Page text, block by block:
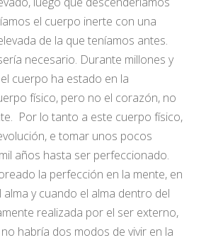
el cuerpo inerte con una
de la que teníamos antes.
necesario. Durante millones y
cuerpo ha estado en la
físico, pero no el corazón, no
Por lo tanto a este cuerpo físico,
e tomar unos pocos
años hasta ser perfeccionado.
la perfección en la mente, en
alma y cuando el alma dentro del
realizada por el ser externo,
habría dos modos de vivir en la